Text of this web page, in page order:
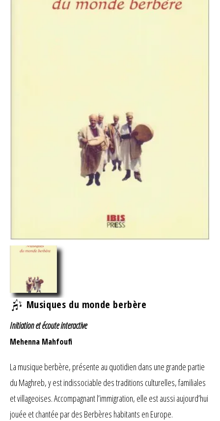
Musiques du monde berbère
Initiation et écoute interactive
Mehenna Mahfoufi
La musique berbère, présente au quotidien dans une grande partie
du Maghreb, y est indissociable des traditions culturelles, familiales
et villageoises. Accompagnant l’immigration, elle est aussi aujourd’hui
jouée et chantée par des Berbères habitants en Europe.